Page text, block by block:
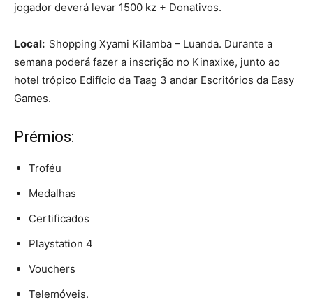
jogador deverá levar 1500 kz + Donativos.
Local: Shopping Xyami Kilamba – Luanda. Durante a
semana poderá fazer a inscrição no Kinaxixe, junto ao
hotel trópico Edifício da Taag 3 andar Escritórios da Easy
Games.
Prémios:
Troféu
Medalhas
Certificados
Playstation 4
Vouchers
Telemóveis.